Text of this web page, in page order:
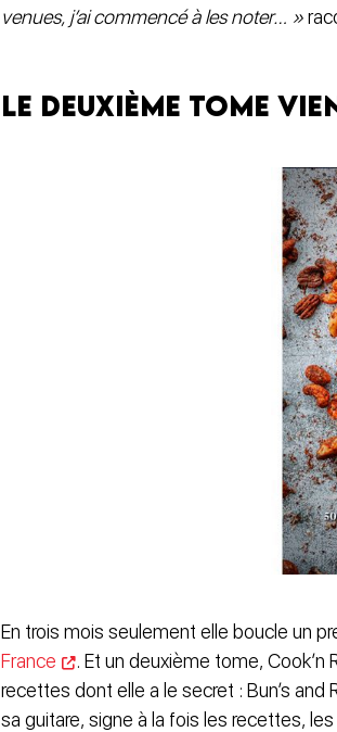
venues, j’ai commencé à les noter… »
Le deuxième tome
En trois mois seulement elle boucle un
France
. Et un deuxième tome,
recettes dont elle a le secret : Bun’s
sa guitare, signe à la fois les recettes,